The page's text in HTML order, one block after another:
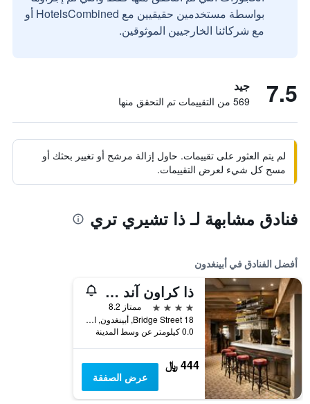
بواسطة مستخدمين حقيقيين مع HotelsCombined أو
مع شركائنا الخارجيين الموثوقين.
7.5 جيد
569 من التقييمات تم التحقق منها
لم يتم العثور على تقييمات. حاول إزالة مرشح أو تغيير بحثك أو
مسح كل شيء لعرض التقييمات.
فنادق مشابهة لـ ذا تشيري تري
أفضل الفنادق في أبينغدون
ذا كراون آند تيستل، أبينجدن، ا، أوكسفوردشاير - أكورن بوبس
4 نجوم
ممتاز 8.2
18 Bridge Street, أبينغدون, المملكة المتحدة
0.0 كيلومتر عن وسط المدينة
444 ﷼
عرض الصفقة